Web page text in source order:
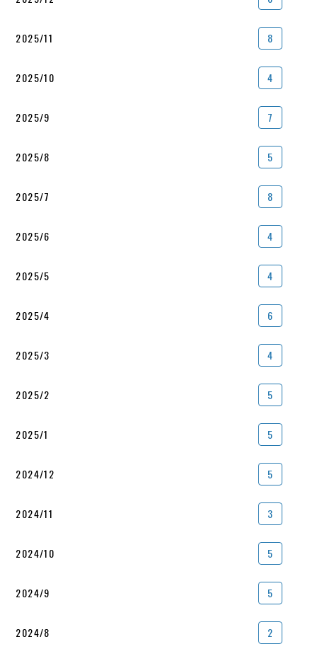
2025/11 8
2025/10 4
2025/9 7
2025/8 5
2025/7 8
2025/6 4
2025/5 4
2025/4 6
2025/3 4
2025/2 5
2025/1 5
2024/12 5
2024/11 3
2024/10 5
2024/9 5
2024/8 2